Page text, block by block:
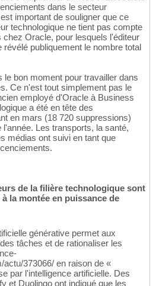
dans le secteur
important de souligner que ce
technologique ne tient pas compte
Oracle, pour lesquels l'éditeur
publiquement le nombre total
bon moment pour travailler dans
Ce n'est tout simplement pas le
employé d'Oracle à Business
a été en tête des
en mars (18 720 suppressions)
Les transports, la santé,
médias ont suivi en tant que
de la filière technologique sont
la montée en puissance de
générative permet aux
tâches et de rationaliser les
373066/ en raison de «
par l'intelligence artificielle. Des
et Duolingo ont indiqué que les